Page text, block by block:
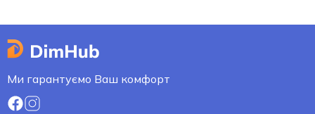
Ми гарантуємо Ваш комфорт